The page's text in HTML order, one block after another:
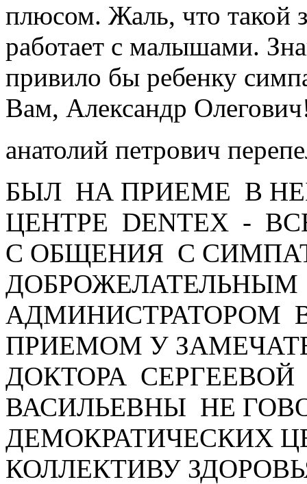
плюсом. Жаль, что такой
работает с малышами.
привило бы ребенку
Вам, Александр
анатолий петрович
БЫЛ НА ПРИЕМЕ В
ЦЕНТРЕ DENTEX -
С ОБЩЕНИЯ С
ДОБРОЖЕЛАТЕЛЬНЫМ
АДМИНИСТРАТОРОМ
ПРИЕМОМ У
ДОКТОРА
ВАСИЛЬЕВНЫ НЕ
ДЕМОКРАТИЧЕСКИХ
КОЛЛЕКТИВУ